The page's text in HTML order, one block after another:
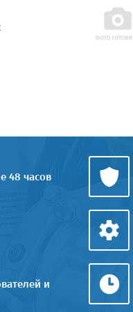
48 часов
и